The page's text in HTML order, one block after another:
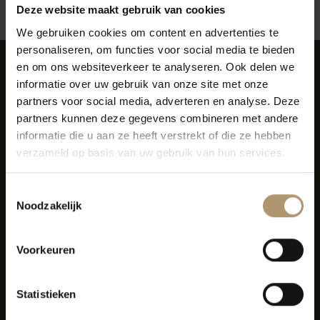
Deze website maakt gebruik van cookies
We gebruiken cookies om content en advertenties te
personaliseren, om functies voor social media te bieden
en om ons websiteverkeer te analyseren. Ook delen we
informatie over uw gebruik van onze site met onze
partners voor social media, adverteren en analyse. Deze
partners kunnen deze gegevens combineren met andere
informatie die u aan ze heeft verstrekt of die ze hebben
verzameld op basis van uw gebruik van hun services.
Noodzakelijk
Voorkeuren
Statistieken
Simon van Capelweg 127
2431 AE Noorden
0172 - 82 00 65
Lekkerflesjewijn